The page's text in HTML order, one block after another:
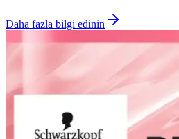
Daha fazla bilgi edinin